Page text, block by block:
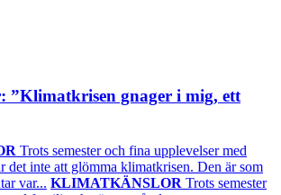
”Klimatkrisen gnager i mig, ett
Trots semester och fina upplevelser med
det inte att glömma klimatkrisen. Den är som
var... KLIMATKÄNSLOR Trots semester